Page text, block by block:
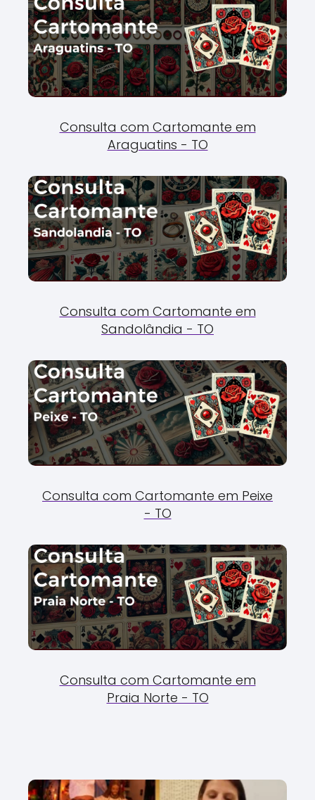
Consulta com Cartomante em
Araguatins - TO
Consulta com Cartomante em
Sandolândia - TO
Consulta com Cartomante em Peixe
- TO
Consulta com Cartomante em
Praia Norte - TO